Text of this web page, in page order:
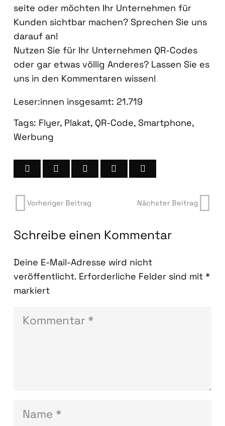
sei­te oder möch­ten Ihr Unter­neh­men für
Kun­den sicht­bar machen? Spre­chen Sie uns
dar­auf an!
Nut­zen Sie für Ihr Unter­neh­men QR-Codes
oder gar etwas völ­lig Ande­res? Las­sen Sie es
uns in den Kom­men­ta­ren wis­sen!
Leser:innen ins­ge­samt: 21.719
Tags: Flyer, Plakat, QR-Code, Smartphone,
Werbung
Vorheriger Beitrag Nächster Beitrag
Schreibe einen Kommentar
Deine E-Mail-Adresse wird nicht
veröffentlicht. Erforderliche Felder sind mit *
markiert